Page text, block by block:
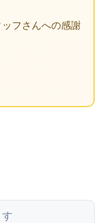
フさんへの感謝